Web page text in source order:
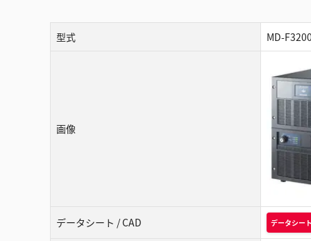
型式 MD-
画像
データシート / CAD データシー